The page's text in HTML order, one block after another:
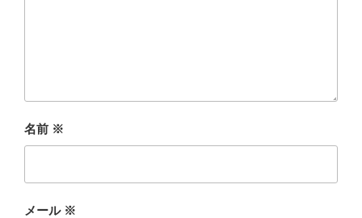
名前 ※
メール ※